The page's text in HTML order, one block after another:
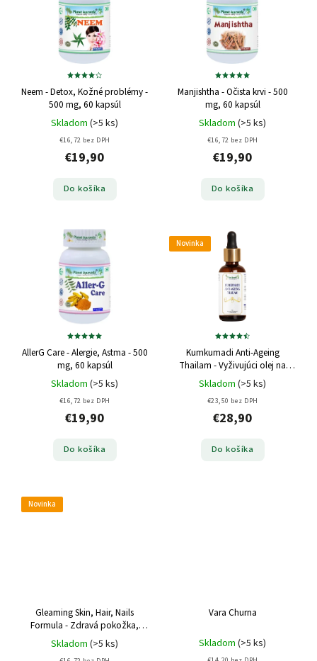
Abecedne
Neem - Detox, Kožné problémy -
500 mg, 60 kapsúl
Skladom (>5 ks)
€16,72 bez DPH
€19,90
Do košíka
Manjishtha - Očista krvi - 500
mg, 60 kapsúl
Skladom (>5 ks)
€16,72 bez DPH
€19,90
Do košíka
AllerG Care - Alergie, Astma - 500
mg, 60 kapsúl
Skladom (>5 ks)
€16,72 bez DPH
€19,90
Do košíka
Novinka
Kumkumadi Anti-Ageing
Thailam - Vyživujúci olej na
vrásky a pigmentové škvrny - 30
ml
Skladom (>5 ks)
€23,50 bez DPH
€28,90
Do košíka
Novinka
Gleaming Skin, Hair, Nails
Formula - Zdravá pokožka,
Vlasy, Nehty- 500 mg, 60 kapsúl
Skladom (>5 ks)
Vara Churna
Skladom (>5 ks)